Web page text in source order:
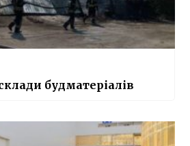
будматеріалів